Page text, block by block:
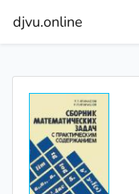
djvu.online